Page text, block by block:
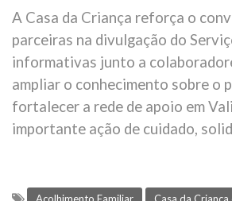
A Casa da Criança reforça o
parceiras na divulgação do
informativas junto a
ampliar o conhecimento sobre o
fortalecer a rede de apoio em
importante ação de cuidado,